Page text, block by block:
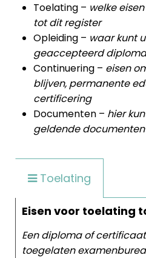
Toelating – welke
tot dit register
Opleiding – waar kunt
geaccepteerd
Continuering – eisen
blijven, permanente
certificering
Documenten – hier
geldende
Toelating
Eisen voor toelating
Een diploma of
toegelaten